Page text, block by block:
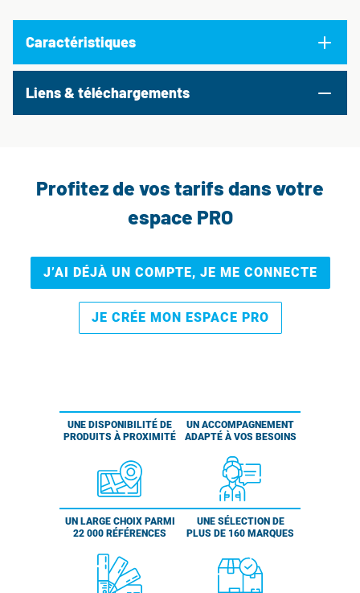
Caractéristiques
Liens & téléchargements
Profitez de vos tarifs dans votre
espace PRO
J’AI DÉJÀ UN COMPTE, JE ME CONNECTE
JE CRÉE MON ESPACE PRO
UNE DISPONIBILITÉ DE
PRODUITS À PROXIMITÉ
UN ACCOMPAGNEMENT
ADAPTÉ À VOS BESOINS
UN LARGE CHOIX PARMI
22 000 RÉFÉRENCES
UNE SÉLECTION DE
PLUS DE 160 MARQUES